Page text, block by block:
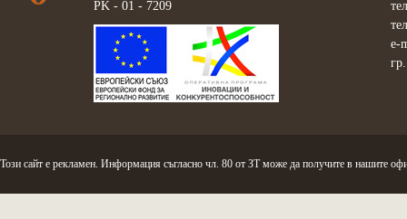
PK - 01 - 7209
e-
Този сайт е рекламен. Информация съгласно чл. 80 от ЗТ може да получите в нашите